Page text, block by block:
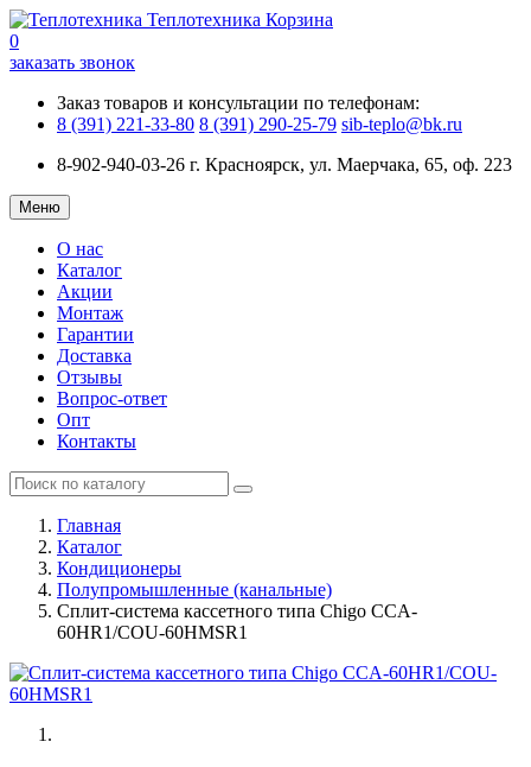
Теплотехника Корзина
0
заказать звонок
Заказ товаров и консультации по телефонам:
8 (391) 221-33-80 8 (391) 290-25-79 sib-teplo@bk.ru
8-902-940-03-26 г. Красноярск, ул. Маерчака, 65, оф. 223
Меню
О нас
Каталог
Акции
Монтаж
Гарантии
Доставка
Отзывы
Вопрос-ответ
Опт
Контакты
Главная
Каталог
Кондиционеры
Полупромышленные (канальные)
Сплит-сиcтема кассетного типа Chigo CCA-
60HR1/COU-60HMSR1